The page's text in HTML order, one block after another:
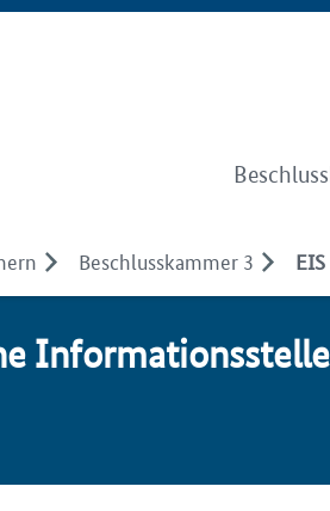
Beschlusskammer 3